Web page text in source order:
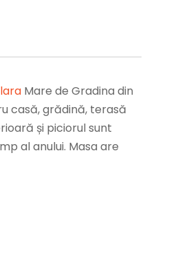
Mare de Gradina din
casă, grădină, terasă
și piciorul sunt
al anului. Masa are